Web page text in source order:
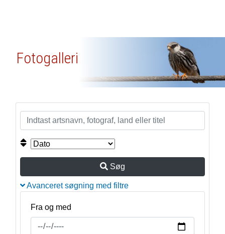
Fotogalleri
Søg
Avanceret søgning med filtre
Fra og med